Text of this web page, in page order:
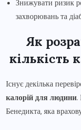
Знижувати ризик
захворювань та
Як
кількість
Існує декілька
калорій для людини.
Бенедикта, яка